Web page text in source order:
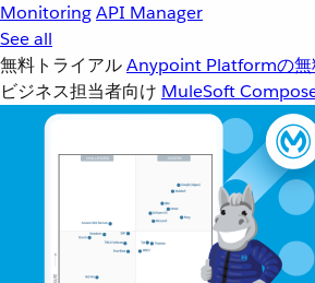
MonitoringAPI Manager
See all
無料トライアルAnypoint Platformの無
ビジネス担当者向け MuleSoft